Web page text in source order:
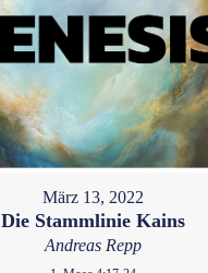
März 13, 2022
Die Stammlinie Kains
Andreas Repp